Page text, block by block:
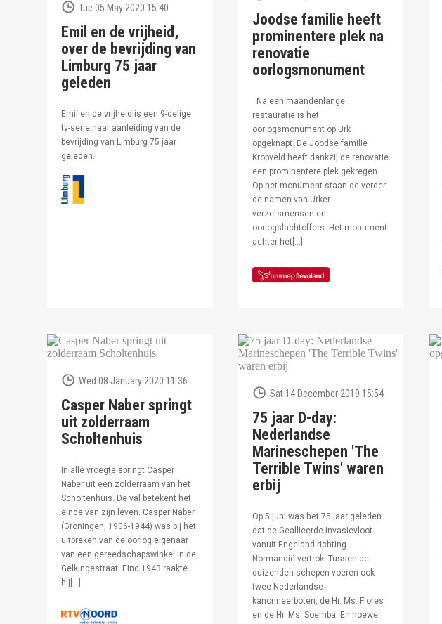
Tue 05 May 2020 15:40
Emil en de vrijheid,
over de bevrijding van
Limburg 75 jaar
geleden
Emil en de vrijheid is een 9-delige
tv-serie naar aanleiding van de
bevrijding van Limburg 75 jaar
geleden.
Joodse familie heeft
prominentere plek na
renovatie
oorlogsmonument
Na een maandenlange
restauratie is het
oorlogsmonument op Urk
opgeknapt. De Joodse familie
Kropveld heeft dankzij de renovatie
een prominentere plek gekregen.
Op het monument staan de verder
de namen van Urker
verzetsmensen en
oorlogslachtoffers. Het monument
achter het[…]
Wed 08 January 2020 11:36
Casper Naber springt
uit zolderraam
Scholtenhuis
In alle vroegte springt Casper
Naber uit een zolderraam van het
Scholtenhuis. De val betekent het
einde van zijn leven. Casper Naber
(Groningen, 1906-1944) was bij het
uitbreken van de oorlog eigenaar
van een gereedschapswinkel in de
Gelkingestraat. Eind 1943 raakte
hij[…]
Sat 14 December 2019 15:54
75 jaar D-day:
Nederlandse
Marineschepen 'The
Terrible Twins' waren
erbij
Op 5 juni was het 75 jaar geleden
dat de Geallieerde invasievloot
vanuit Engeland richting
Normandië vertrok. Tussen de
duizenden schepen voeren ook
twee Nederlandse
kanonneerboten, de Hr. Ms. Flores
en de Hr. Ms. Soemba. En hoewel